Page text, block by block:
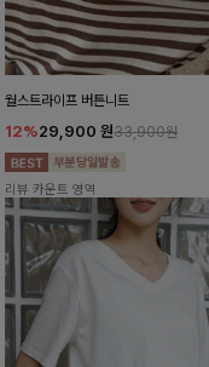
월스트라이프 버튼니트
12%29,900 원33,900원
리뷰 카운트 영역